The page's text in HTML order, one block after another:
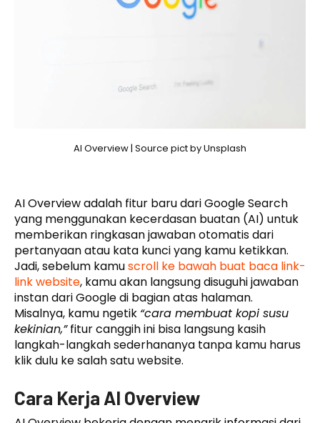
AI Overview | Source pict by Unsplash
AI Overview adalah fitur baru dari Google Search
yang menggunakan kecerdasan buatan (AI) untuk
memberikan ringkasan jawaban otomatis dari
pertanyaan atau kata kunci yang kamu ketikkan.
Jadi, sebelum kamuscroll ke bawah buat baca link-
link website, kamu akan langsung disuguhi jawaban
instan dari Google di bagian atas halaman.
Misalnya, kamu ngetik “cara membuat kopi susu
kekinian,”fitur canggih ini bisa langsung kasih
langkah-langkah sederhananya tanpa kamu harus
klik dulu ke salah satu website.
Cara Kerja AI Overview